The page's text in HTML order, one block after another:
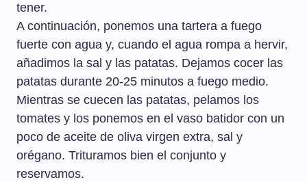
tener.
A continuación, ponemos una tartera a fuego
fuerte con agua y, cuando el agua rompa a hervir,
añadimos la sal y las patatas. Dejamos cocer las
patatas durante 20-25 minutos a fuego medio.
Mientras se cuecen las patatas, pelamos los
tomates y los ponemos en el vaso batidor con un
poco de aceite de oliva virgen extra, sal y
orégano. Trituramos bien el conjunto y
reservamos.